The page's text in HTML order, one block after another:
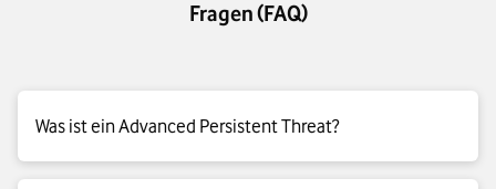
Fragen (FAQ)
Was ist ein Advanced Persistent Threat?